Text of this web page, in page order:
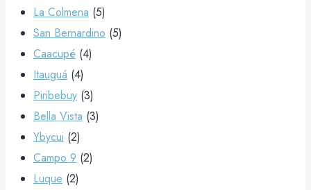
La Colmena (5)
San Bernardino (5)
Caacupé (4)
Itauguá (4)
Piribebuy (3)
Bella Vista (3)
Ybycui (2)
Campo 9 (2)
Luque (2)